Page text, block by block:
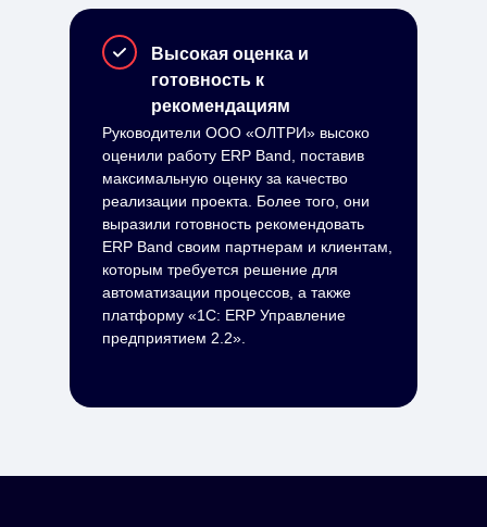
Высокая оценка и
готовность к
рекомендациям
Руководители ООО «ОЛТРИ» высоко
оценили работу ERP Band, поставив
максимальную оценку за качество
реализации проекта. Более того, они
выразили готовность рекомендовать
ERP Band своим партнерам и клиентам,
которым требуется решение для
автоматизации процессов, а также
платформу «1С: ERP Управление
предприятием 2.2».